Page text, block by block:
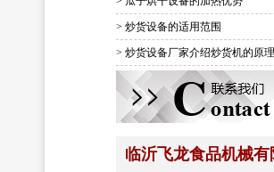
> 炒货设备的适用范围
> 炒货设备厂家介绍炒货机的原理
临沂飞龙食品机械有